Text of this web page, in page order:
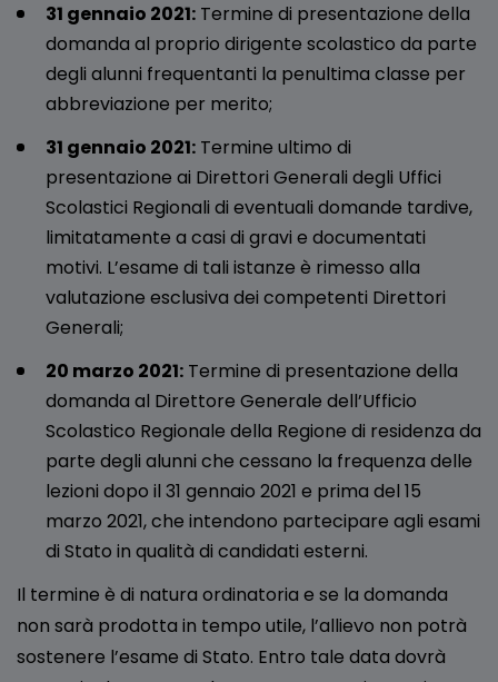
31 gennaio 2021: Termine di presentazione della
domanda al proprio dirigente scolastico da parte
degli alunni frequentanti la penultima classe per
abbreviazione per merito;
31 gennaio 2021: Termine ultimo di
presentazione ai Direttori Generali degli Uffici
Scolastici Regionali di eventuali domande tardive,
limitatamente a casi di gravi e documentati
motivi. L’esame di tali istanze è rimesso alla
valutazione esclusiva dei competenti Direttori
Generali;
20 marzo 2021: Termine di presentazione della
domanda al Direttore Generale dell’Ufficio
Scolastico Regionale della Regione di residenza da
parte degli alunni che cessano la frequenza delle
lezioni dopo il 31 gennaio 2021 e prima del 15
marzo 2021, che intendono partecipare agli esami
di Stato in qualità di candidati esterni.
Il termine è di natura ordinatoria e se la domanda
non sarà prodotta in tempo utile, l’allievo non potrà
sostenere l’esame di Stato. Entro tale data dovrà